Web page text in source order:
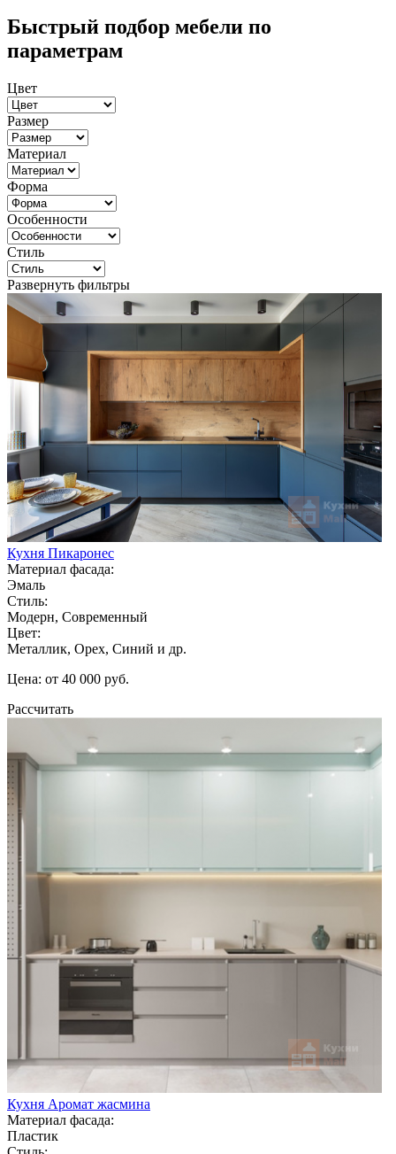
Быстрый подбор мебели по
параметрам
Цвет
Размер
Материал
Форма
Особенности
Стиль
Развернуть фильтры
Кухня Пикаронес
Материал фасада:
Эмаль
Стиль:
Модерн, Современный
Цвет:
Металлик, Орех, Синий и др.
Цена: от 40 000 руб.
Рассчитать
Кухня Аромат жасмина
Материал фасада:
Пластик